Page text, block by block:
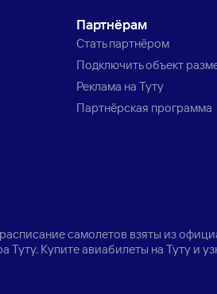
Партнёрам
Стать партнёром
Подключить объект
Реклама на Туту
Партнёрская программа
самолетов взяты из
Купите авиабилеты на Туту и